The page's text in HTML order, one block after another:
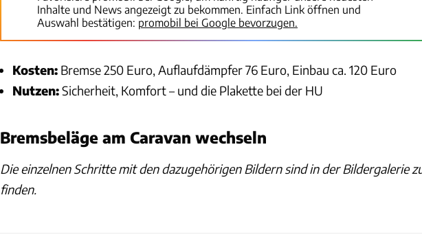
Inhalte und News angezeigt zu bekommen. Einfach Link öffnen und
Auswahl bestätigen: promobil bei Google bevorzugen.
Kosten: Bremse 250 Euro, Auflaufdämpfer 76 Euro, Einbau ca. 120 Euro
Nutzen:Sicherheit, Komfort – und die Plakette bei der HU
Bremsbeläge am Caravan wechseln
Die einzelnen Schritte mit den dazugehörigen Bildern sind in der Bildergalerie
finden.